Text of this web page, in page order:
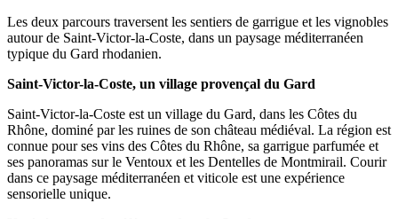
Les deux parcours traversent les sentiers de garrigue et les vignobles
autour de Saint-Victor-la-Coste, dans un paysage méditerranéen
typique du Gard rhodanien.
Saint-Victor-la-Coste, un village provençal du Gard
Saint-Victor-la-Coste est un village du Gard, dans les Côtes du
Rhône, dominé par les ruines de son château médiéval. La région est
connue pour ses vins des Côtes du Rhône, sa garrigue parfumée et
ses panoramas sur le Ventoux et les Dentelles de Montmirail. Courir
dans ce paysage méditerranéen et viticole est une expérience
sensorielle unique.